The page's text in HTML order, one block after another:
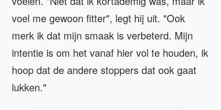
voel me gewoon fitter", legt hij uit. "Ook
merk ik dat mijn smaak is verbeterd. Mijn
intentie is om het vanaf hier vol te houden, ik
hoop dat de andere stoppers dat ook gaat
lukken."